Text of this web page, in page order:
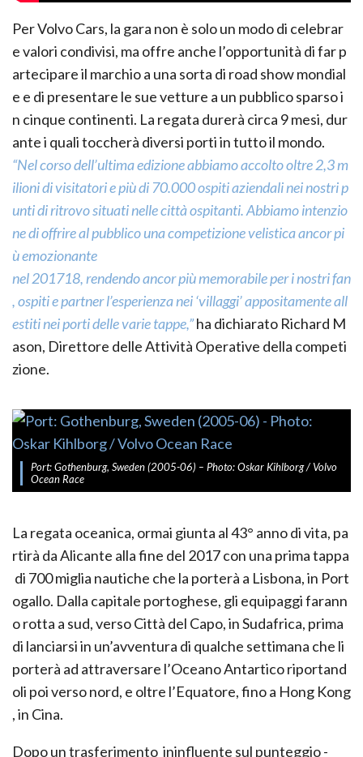
Per Volvo Cars, la gara non è solo un modo di celebrar
e valori condivisi, ma offre anche l’opportunità di far p
artecipare il marchio a una sorta di road show mondial
e e di presentare le sue vetture a un pubblico sparso i
n cinque continenti. La regata durerà circa 9 mesi, dur
ante i quali toccherà diversi porti in tutto il mondo.
“Nel corso dell’ultima edizione abbiamo accolto oltre 2,3 m
ilioni di visitatori e più di 70.000 ospiti aziendali nei nostri p
unti di ritrovo situati nelle città ospitanti. Abbiamo intenzio
ne di offrire al pubblico una competizione velistica ancor pi
ù emozionante
nel 201718, rendendo ancor più memorabile per i nostri fan
, ospiti e partner l’esperienza nei ‘villaggi’ appositamente all
estiti nei porti delle varie tappe,”ha dichiarato Richard M
ason, Direttore delle Attività Operative della competi
zione.
Port: Gothenburg, Sweden (2005-06) – Photo: Oskar Kihlborg / Volvo
Ocean Race
La regata oceanica, ormai giunta al 43° anno di vita, pa
rtirà da Alicante alla fine del 2017 con una prima tappa
di 700 miglia nautiche che la porterà a Lisbona, in Port
ogallo. Dalla capitale portoghese, gli equipaggi farann
o rotta a sud, verso Città del Capo, in Sudafrica, prima
di lanciarsi in un’avventura di qualche settimana che li
porterà ad attraversare l’Oceano Antartico riportand
oli poi verso nord, e oltre l’Equatore, fino a Hong Kong
, in Cina.
Dopo un trasferimento ­ ininfluente sul punteggio ­